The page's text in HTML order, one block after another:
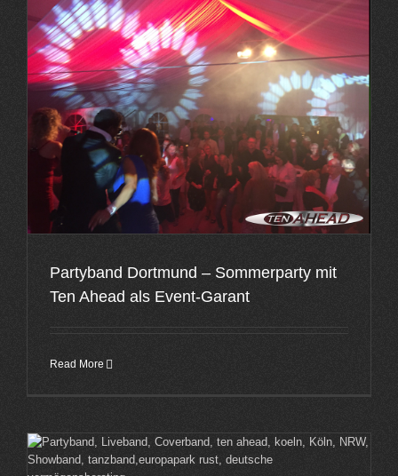
Partyband Dortmund – Sommerparty mit
Ten Ahead als Event-Garant
Read More